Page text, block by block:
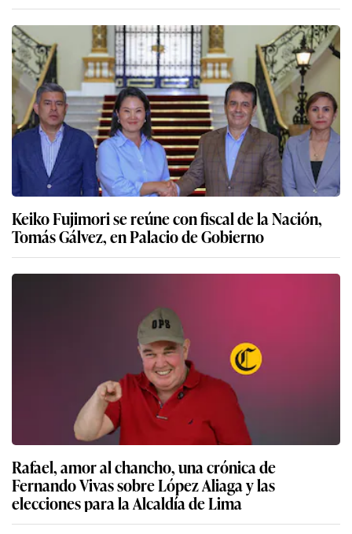
Keiko Fujimori se reúne con fiscal de la Nación,
Tomás Gálvez, en Palacio de Gobierno
Rafael, amor al chancho, una crónica de
Fernando Vivas sobre López Aliaga y las
elecciones para la Alcaldía de Lima